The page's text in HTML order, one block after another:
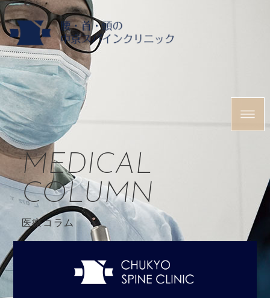
MEDICAL
COLUMN
医療コラム